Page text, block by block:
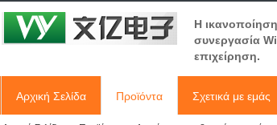
Η
συνεργασία
επιχείρηση.
Αρχική Σελίδα Προϊόντα Σχετικά με εμάς